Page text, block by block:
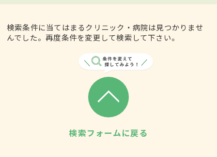
検索条件に当てはまるクリニック・病院は見つかりませ
んでした。再度条件を変更して検索して下さい。
検索フォームに戻る